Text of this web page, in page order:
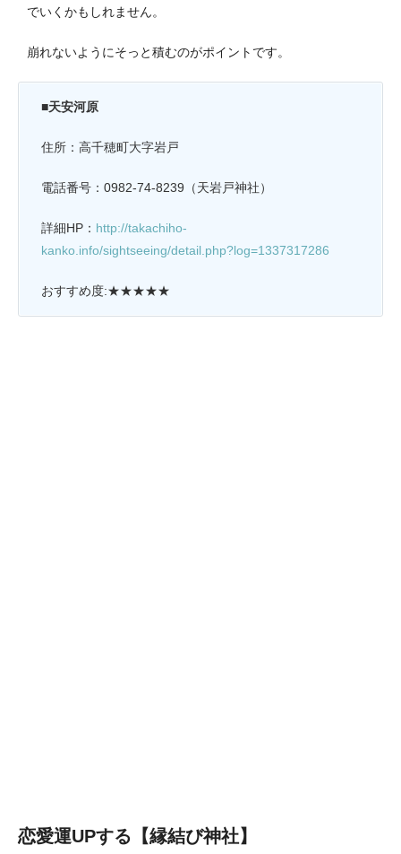
でいくかもしれません。
崩れないようにそっと積むのがポイントです。
■天安河原
住所：高千穂町大字岩戸
電話番号：0982-74-8239（天岩戸神社）
詳細HP： http://takachiho-
kanko.info/sightseeing/detail.php?log=1337317286
おすすめ度:★★★★★
恋愛運UPする【縁結び神社】